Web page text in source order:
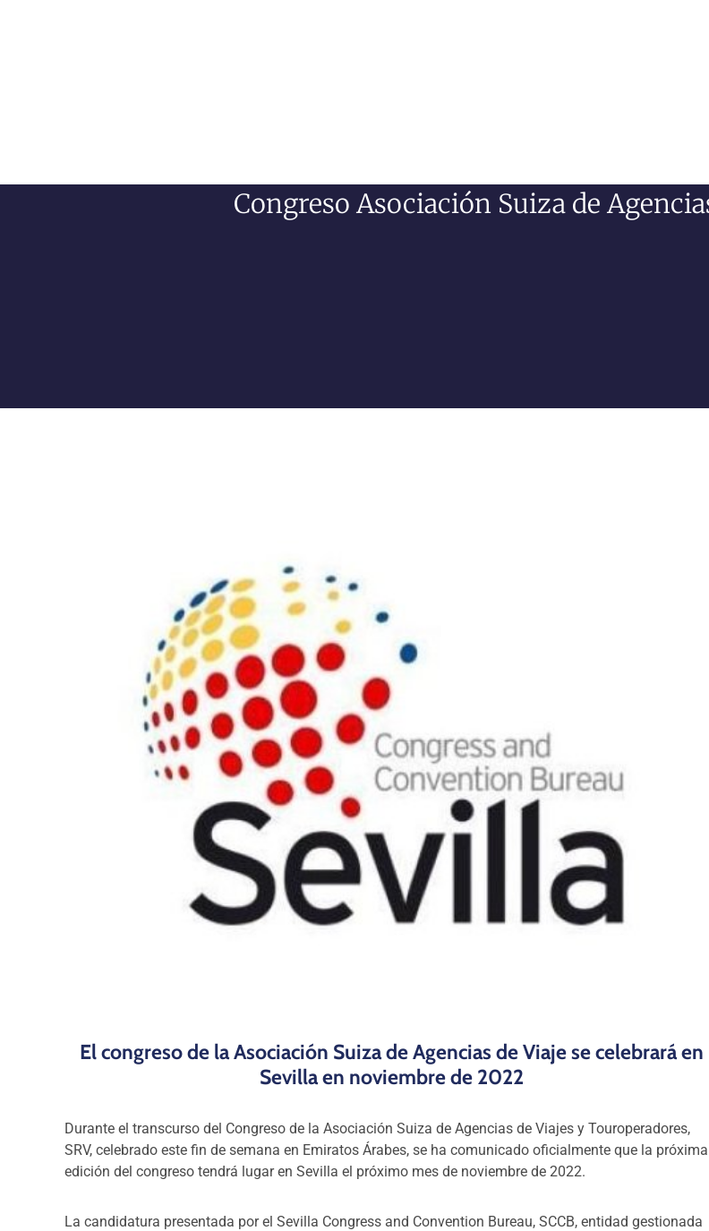
Congreso Asociación Suiza de
El congreso de la Asociación Suiza de Agencias de Viaje se celebrará en
Sevilla en noviembre de 2022
Durante el transcurso del Congreso de la Asociación Suiza de Agencias de Viajes y Touroperadores,
SRV, celebrado este fin de semana en Emiratos Árabes, se ha comunicado oficialmente que la próxima
edición del congreso tendrá lugar en Sevilla el próximo mes de noviembre de 2022.
La candidatura presentada por el Sevilla Congress and Convention Bureau, SCCB, entidad gestionada